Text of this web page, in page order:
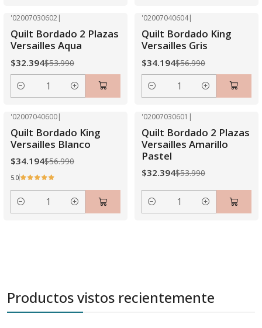
'02007030602|
Quilt Bordado 2 Plazas
Versailles Aqua
$32.394$53.990
Cantidad
'02007040604|
Quilt Bordado King
Versailles Gris
$34.194$56.990
Cantidad
'02007040600|
Quilt Bordado King
Versailles Blanco
$34.194$56.990
5.0
Cantidad
'02007030601 |
Quilt Bordado 2 Plazas
Versailles Amarillo
Pastel
$32.394$53.990
Cantidad
Productos vistos recientemente